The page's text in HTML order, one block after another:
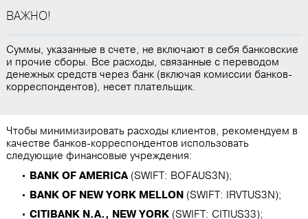
ВАЖНО!
Суммы, указанные в счете, не включают в себя банковские
и прочие сборы. Все расходы, связанные с переводом
денежных средств через банк (включая комиссии банков-
корреспондентов), несет плательщик.
Чтобы минимизировать расходы клиентов, рекомендуем в
качестве банков-корреспондентов использовать
следующие финансовые учреждения:
BANK OF AMERICA (SWIFT: BOFAUS3N);
BANK OF NEW YORK MELLON (SWIFT: IRVTUS3N);
CITIBANK N.A., NEW YORK (SWIFT: CITIUS33);